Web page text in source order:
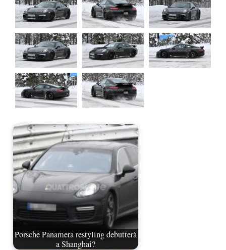
Porsche Panamera restyling debutterà
a Shanghai?